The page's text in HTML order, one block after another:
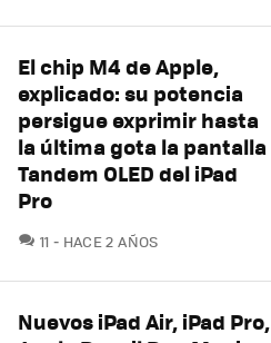
El chip M4 de Apple,
explicado: su potencia
persigue exprimir hasta
la última gota la pantalla
Tandem OLED del iPad
Pro
11 COMENTARIOS
HACE 2 AÑOS
Nuevos iPad Air, iPad Pro,